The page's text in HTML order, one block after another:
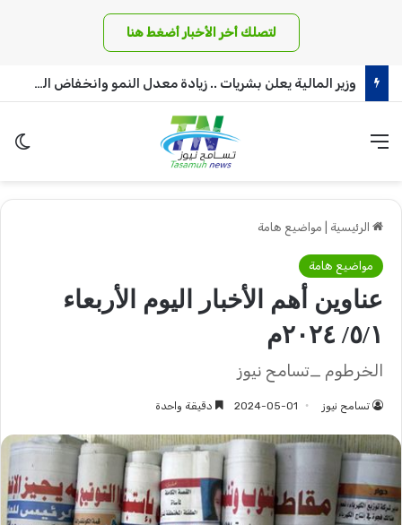
لتصلك أخر الأخبار أضغط هنا
وزير المالية يعلن بشريات .. زيادة معدل النمو وانخفاض التضخم!!
القائمة
الرئيسية مواضيع هامة
مواضيع هامة
عناوين أهم الأخبار اليوم الأربعاء
٥/١/ ٢٠٢٤م
الخرطوم _تسامح نيوز
تسامح نيوز 2024-05-01 دقيقة واحدة